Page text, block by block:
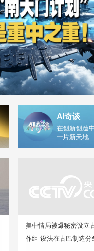
AI奇谈
在创新创造
一片新天地
美中情局被爆秘密设立
作组 设法在古巴制造分